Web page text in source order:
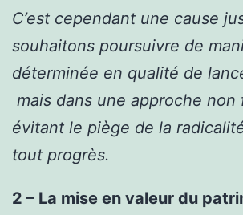
C’est cependant une cause
souhaitons poursuivre de
déterminée en qualité de
mais dans une approche non
évitant le piège de la
tout progrès.
2 – La mise en valeur du